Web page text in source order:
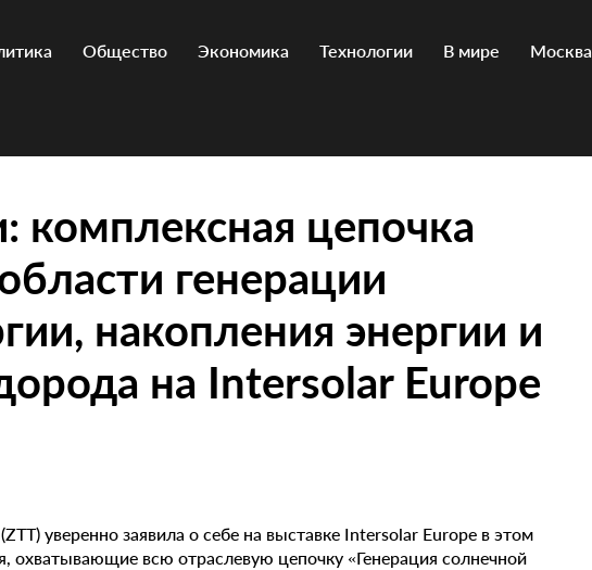
Общество Экономика Технологии В мире Москва
комплексная цепочка
генерации
накопления энергии и
на Intersolar Europe
уверенно заявила о себе на выставке Intersolar Europe в этом
охватывающие всю отраслевую цепочку «Генерация солнечной